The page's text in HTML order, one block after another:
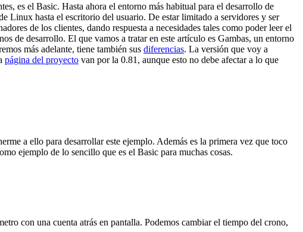
es el Basic. Hasta ahora el entorno más habitual para el desarrollo de
Linux hasta el escritorio del usuario. De estar limitado a servidores y ser
de los clientes, dando respuesta a necesidades tales como poder leer el
de desarrollo. El que vamos a tratar en este artículo es Gambas, un entorno
más adelante, tiene también sus diferencias. La versión que voy a
página del proyecto van por la 0.81, aunque esto no debe afectar a lo que
a ello para desarrollar este ejemplo. Además es la primera vez que toco
ejemplo de lo sencillo que es el Basic para muchas cosas.
con una cuenta atrás en pantalla. Podemos cambiar el tiempo del crono,